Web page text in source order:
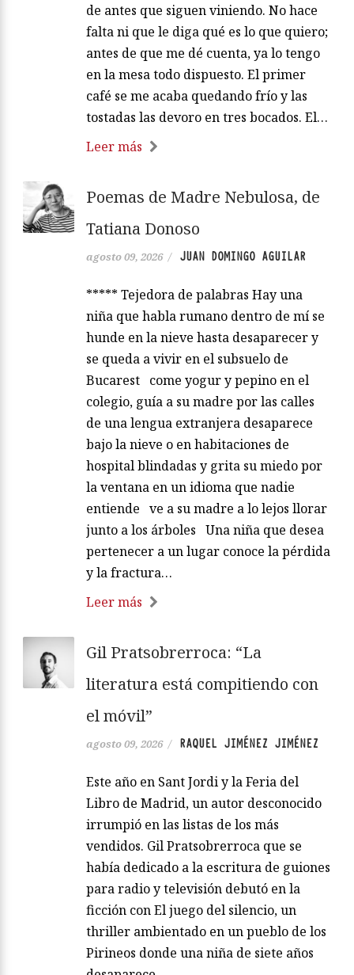
de antes que siguen viniendo. No hace
falta ni que le diga qué es lo que quiero;
antes de que me dé cuenta, ya lo tengo
en la mesa todo dispuesto. El primer
café se me acaba quedando frío y las
tostadas las devoro en tres bocados. El…
Leer más
Poemas de Madre Nebulosa, de
Tatiana Donoso
agosto 09, 2026 / JUAN DOMINGO AGUILAR
***** Tejedora de palabras Hay una
niña que habla rumano dentro de mí se
hunde en la nieve hasta desaparecer y
se queda a vivir en el subsuelo de
Bucarest come yogur y pepino en el
colegio, guía a su madre por las calles
de una lengua extranjera desaparece
bajo la nieve o en habitaciones de
hospital blindadas y grita su miedo por
la ventana en un idioma que nadie
entiende ve a su madre a lo lejos llorar
junto a los árboles Una niña que desea
pertenecer a un lugar conoce la pérdida
y la fractura…
Leer más
Gil Pratsobrerroca: “La
literatura está compitiendo con
el móvil”
agosto 09, 2026 / RAQUEL JIMÉNEZ JIMÉNEZ
Este año en Sant Jordi y la Feria del
Libro de Madrid, un autor desconocido
irrumpió en las listas de los más
vendidos. Gil Pratsobrerroca que se
había dedicado a la escritura de guiones
para radio y televisión debutó en la
ficción con El juego del silencio, un
thriller ambientado en un pueblo de los
Pirineos donde una niña de siete años